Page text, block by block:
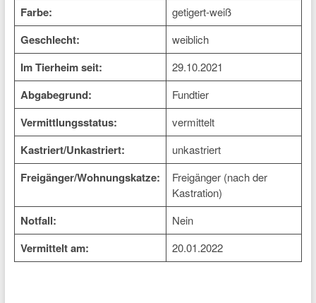
Farbe: getigert-weiß
Geschlecht: weiblich
Im Tierheim seit: 29.10.2021
Abgabegrund: Fundtier
Vermittlungsstatus: vermittelt
Kastriert/Unkastriert: unkastriert
Freigänger/Wohnungskatze:
Freigänger (nach der
Kastration)
Notfall: Nein
Vermittelt am: 20.01.2022